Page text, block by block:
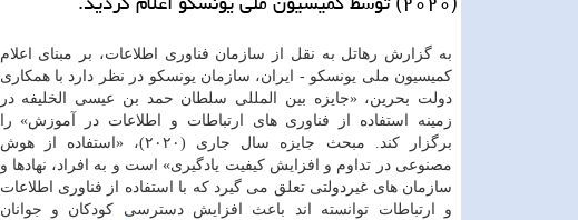
به گزارش رهاتل به نقل از سازمان فناوری اطلاعات، بر مبنای اعلام
کمیسیون ملی یونسکو - ایران، سازمان یونسکو در نظر دارد با همکاری
دولت بحرین، «جایزه بین المللی سلطان حمد بن عیسی الخلیفه در
زمینه استفاده از فناوری های ارتباطات و اطلاعات در آموزش» را
برگزار کند. مبحث جایزه سال جاری (۲۰۲۰)، «استفاده از هوش
مصنوعی در تداوم و افزایش کیفیت یادگیری» است و به افراد، نهادها و
سازمان های غیردولتی تعلق می گیرد که با استفاده از فناوری اطلاعات
و ارتباطات توانسته اند باعث افزایش دسترسی کودکان و جوانان